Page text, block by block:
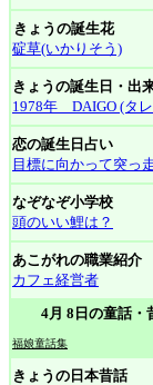
きょうの誕生花
碇草(いかりそう)
きょうの誕生日・出
1978年 DAIGO (タ
恋の誕生日占い
目標に向かって突っ
なぞなぞ小学校
頭のいい鯉は？
あこがれの職業紹介
カフェ経営者
4月 8日の童話・
福娘童話集
きょうの日本昔話